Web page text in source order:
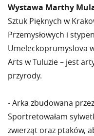
Wystawa Marthy
Sztuk Pięknych w
Przemysłowych i
Umeleckoprumyslova
Arts w Tuluzie – jest
przyrody.
- Arka zbudowana
Sportretowałam
zwierząt oraz ptaków,